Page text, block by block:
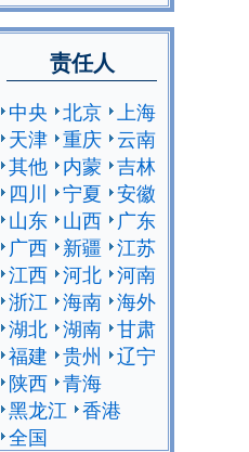
责任人
中央 北京
上海
天津 重庆 云南
其他 内蒙 吉林
四川
宁夏 安徽
山东 山西
广东
广西 新疆 江苏
江西 河北 河南
浙江 海南 海外
湖北 湖南 甘肃
福建 贵州
辽宁
陕西 青海
黑龙江 香港
全国